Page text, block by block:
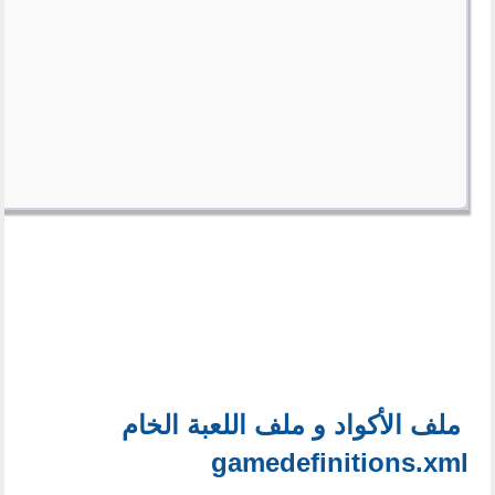
ملف الأكواد و ملف اللعبة الخام
gamedefinitions.xml